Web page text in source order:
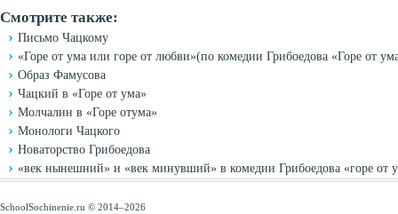
Смотрите также:
Письмо Чацкому
«Горе от ума или горе от любви»(по комедии Грибоедова «Горе от
Образ Фамусова
Чацкий в «Горе от ума»
Молчалин в «Горе отума»
Монологи Чацкого
Новаторство Грибоедова
«век нынешний» и «век минувший» в комедии Грибоедова «горе от
SchoolSochinenie.ru © 2014–2026